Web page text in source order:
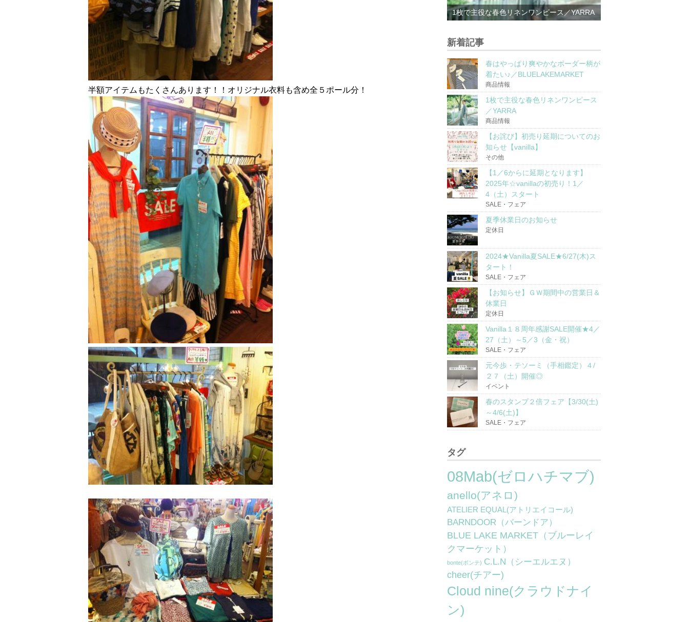
半額アイテムもたくさんあります！！オリジナル衣料も含め全５ポール分！
1枚で主役な春色リネンワンピース／YARRA
新着記事
春はやっぱり爽やかなボーダー柄が
着たい♪／BLUELAKEMARKET
商品情報
1枚で主役な春色リネンワンピース
／YARRA
商品情報
【お詫び】初売り延期についてのお
知らせ【vanilla】
その他
【1／6からに延期となります】
2025年☆vanillaの初売り！1／
4（土）スタート
SALE・フェア
夏季休業日のお知らせ
定休日
2024★Vanilla夏SALE★6/27(木)ス
タート！
SALE・フェア
【お知らせ】ＧＷ期間中の営業日＆
休業日
定休日
Vanilla１８周年感謝SALE開催★4／
27（土）～5／3（金・祝）
SALE・フェア
元今歩・テソーミ（手相鑑定）４/
２７（土）開催◎
イベント
春のスタンプ２倍フェア【3/30(土)
～4/6(土)】
SALE・フェア
タグ
08Mab(ゼロハチマブ)
anello(アネロ)
ATELIER EQUAL(アトリエイコール)
BARNDOOR（バーンドア）
BLUE LAKE MARKET（ブルーレイ
クマーケット）
bonte(ボンテ) C.L.N（シーエルエヌ）
cheer(チアー)
Cloud nine(クラウドナイ
ン)